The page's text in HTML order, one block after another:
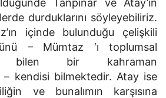
Tanpınar ve Atay’ın
durduklarını söyleyebiliriz.
içinde bulunduğu çelişkili
– Mümtaz ‘ı toplumsal
bilen bir kahraman
– kendisi bilmektedir. Atay ise
ve bunalımın karşısına